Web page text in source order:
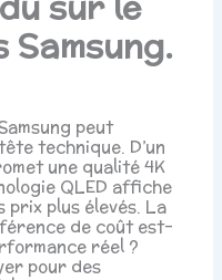
peut
technique. D’un
une qualité 4K
QLED affiche
plus élevés. La
de coût est-
réel ?
pour des